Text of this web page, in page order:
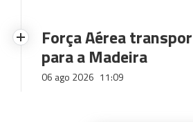
Força Aérea
para a Madeira
06 ago 2026 11:09